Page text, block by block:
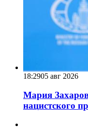
18:2905 авг 2026
Мария
нацистского